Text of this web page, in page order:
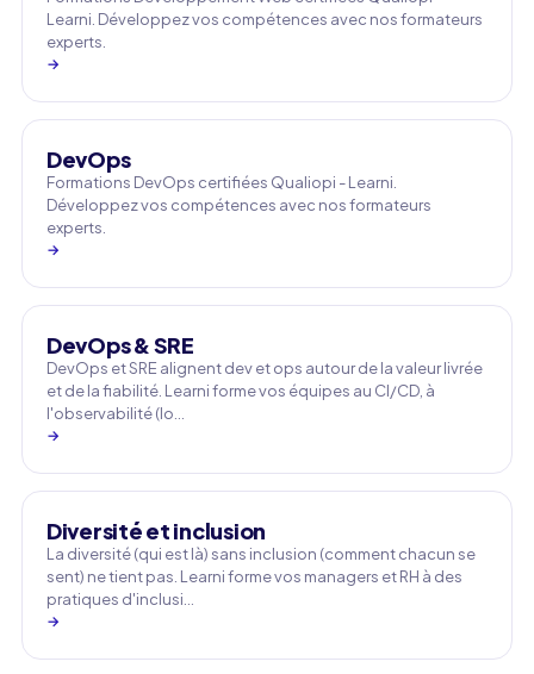
Learni. Développez vos compétences avec nos formateurs
experts.
→
DevOps
Formations DevOps certifiées Qualiopi - Learni.
Développez vos compétences avec nos formateurs
experts.
→
DevOps & SRE
DevOps et SRE alignent dev et ops autour de la valeur livrée
et de la fiabilité. Learni forme vos équipes au CI/CD, à
l'observabilité (lo…
→
Diversité et inclusion
La diversité (qui est là) sans inclusion (comment chacun se
sent) ne tient pas. Learni forme vos managers et RH à des
pratiques d'inclusi…
→